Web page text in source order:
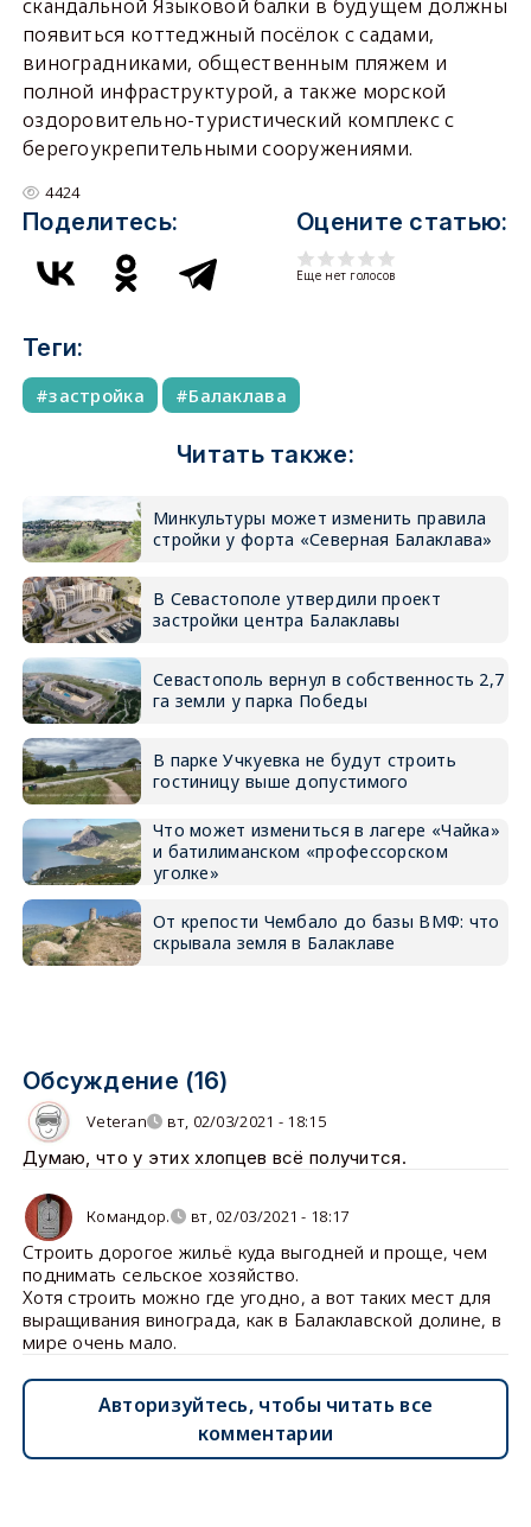
скандальной Языковой балки в будущем должны
появиться коттеджный посёлок с садами,
виноградниками, общественным пляжем и
полной инфраструктурой, а также морской
оздоровительно-туристический комплекс с
берегоукрепительными сооружениями.
4424
Поделитесь: Оцените статью:
Еще нет голосов
Теги:
застройка Балаклава
Читать также:
Минкультуры может изменить правила
стройки у форта «Северная Балаклава»
В Севастополе утвердили проект
застройки центра Балаклавы
Севастополь вернул в собственность 2,7
га земли у парка Победы
В парке Учкуевка не будут строить
гостиницу выше допустимого
Что может измениться в лагере «Чайка»
и батилиманском «профессорском
уголке»
От крепости Чембало до базы ВМФ: что
скрывала земля в Балаклаве
Обсуждение (16)
Veteran вт, 02/03/2021 - 18:15
Думаю, что у этих хлопцев всё получится.
Командор. вт, 02/03/2021 - 18:17
Строить дорогое жильё куда выгодней и проще, чем
поднимать сельское хозяйство.
Хотя строить можно где угодно, а вот таких мест для
выращивания винограда, как в Балаклавской долине, в
мире очень мало.
Авторизуйтесь, чтобы читать все
комментарии